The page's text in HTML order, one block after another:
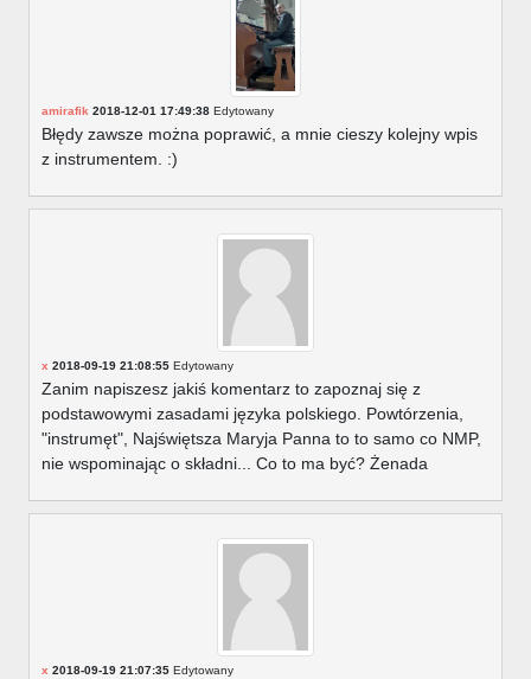
amirafik 2018-12-01 17:49:38 Edytowany
Błędy zawsze można poprawić, a mnie cieszy kolejny wpis
z instrumentem. :)
x 2018-09-19 21:08:55 Edytowany
Zanim napiszesz jakiś komentarz to zapoznaj się z
podstawowymi zasadami języka polskiego. Powtórzenia,
"instrumęt", Najświętsza Maryja Panna to to samo co NMP,
nie wspominając o składni... Co to ma być? Żenada
x 2018-09-19 21:07:35 Edytowany